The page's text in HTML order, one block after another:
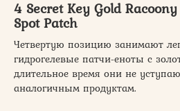
4 Secret Key Gold
Spot Patch
Четвертую позицию занимают
гидрогелевые патчи-еноты с
длительное время они не
аналогичным продуктам.